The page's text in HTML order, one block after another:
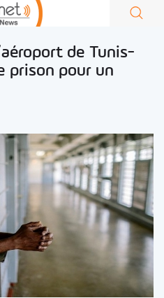
de Tunis-
prison pour un